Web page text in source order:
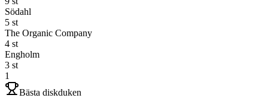
Södahl
5 st
The Organic Company
4 st
Engholm
3 st
1
Bästa diskduken